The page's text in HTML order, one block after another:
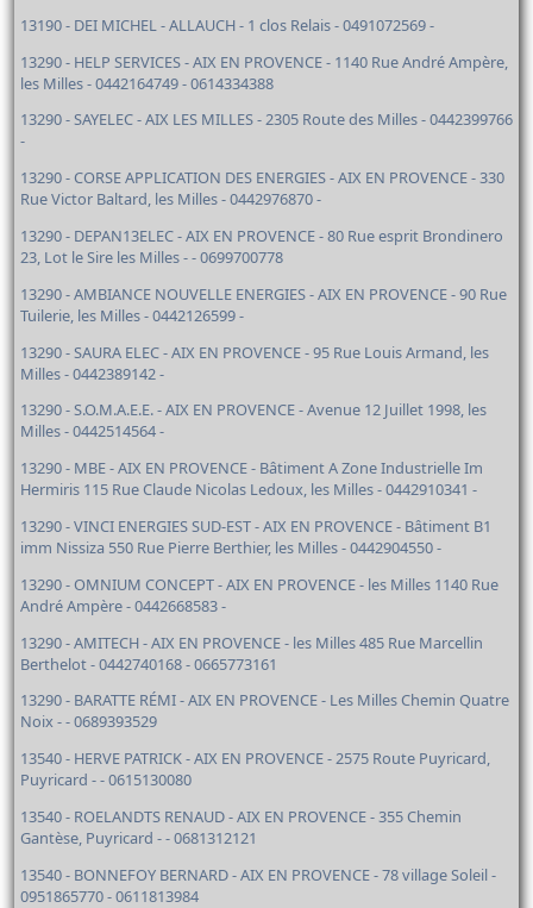
13190 - DEI MICHEL - ALLAUCH - 1 clos Relais - 0491072569 -
13290 - HELP SERVICES - AIX EN PROVENCE - 1140 Rue André Ampère,
les Milles - 0442164749 - 0614334388
13290 - SAYELEC - AIX LES MILLES - 2305 Route des Milles - 0442399766
-
13290 - CORSE APPLICATION DES ENERGIES - AIX EN PROVENCE - 330
Rue Victor Baltard, les Milles - 0442976870 -
13290 - DEPAN13ELEC - AIX EN PROVENCE - 80 Rue esprit Brondinero
23, Lot le Sire les Milles - - 0699700778
13290 - AMBIANCE NOUVELLE ENERGIES - AIX EN PROVENCE - 90 Rue
Tuilerie, les Milles - 0442126599 -
13290 - SAURA ELEC - AIX EN PROVENCE - 95 Rue Louis Armand, les
Milles - 0442389142 -
13290 - S.O.M.A.E.E. - AIX EN PROVENCE - Avenue 12 Juillet 1998, les
Milles - 0442514564 -
13290 - MBE - AIX EN PROVENCE - Bâtiment A Zone Industrielle Im
Hermiris 115 Rue Claude Nicolas Ledoux, les Milles - 0442910341 -
13290 - VINCI ENERGIES SUD-EST - AIX EN PROVENCE - Bâtiment B1
imm Nissiza 550 Rue Pierre Berthier, les Milles - 0442904550 -
13290 - OMNIUM CONCEPT - AIX EN PROVENCE - les Milles 1140 Rue
André Ampère - 0442668583 -
13290 - AMITECH - AIX EN PROVENCE - les Milles 485 Rue Marcellin
Berthelot - 0442740168 - 0665773161
13290 - BARATTE RÉMI - AIX EN PROVENCE - Les Milles Chemin Quatre
Noix - - 0689393529
13540 - HERVE PATRICK - AIX EN PROVENCE - 2575 Route Puyricard,
Puyricard - - 0615130080
13540 - ROELANDTS RENAUD - AIX EN PROVENCE - 355 Chemin
Gantèse, Puyricard - - 0681312121
13540 - BONNEFOY BERNARD - AIX EN PROVENCE - 78 village Soleil -
0951865770 - 0611813984